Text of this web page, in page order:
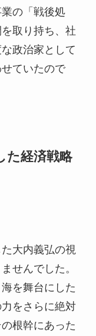
の「戦後処
取り持ち、社
政治家として
ていたので
た経済戦略
大内義弘の視
せんでした。
を舞台にした
をさらに絶対
根幹にあった